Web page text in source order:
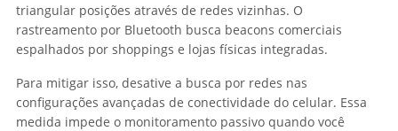
triangular posições através de redes vizinhas. O
rastreamento por Bluetooth busca beacons comerciais
espalhados por shoppings e lojas físicas integradas.
Para mitigar isso, desative a busca por redes nas
configurações avançadas de conectividade do celular. Essa
medida impede o monitoramento passivo quando você